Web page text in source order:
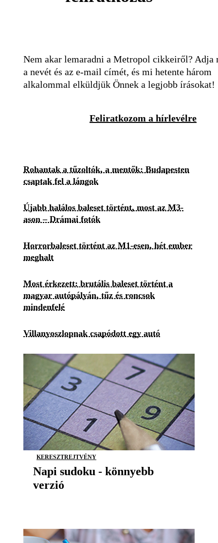
Nem akar lemaradni a Metropol cikkeiről? Adja
a nevét és az e-mail címét, és mi hetente három
alkalommal elküldjük Önnek a legjobb írásokat!
Feliratkozom a hírlevélre
Rohantak a tűzoltók, a mentők: Budapesten
csaptak fel a lángok
Újabb halálos baleset történt, most az M3-
ason – Drámai fotók
Horrorbaleset történt az M1-esen, hét ember
meghalt
Most érkezett: brutális baleset történt a
magyar autópályán, tűz és roncsok
mindenfelé
Villanyoszlopnak csapódott egy autó
KERESZTREJTVÉNY
Napi sudoku - könnyebb
verzió